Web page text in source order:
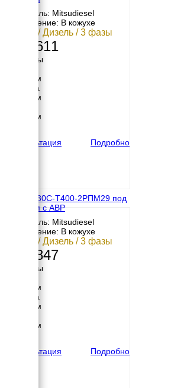
Двигатель: Mitsudiesel
Исполнение: В кожухе
30 кВт / Дизель / 3 фазы
544 611
Размеры
2100 мм
Ширина
1053 мм
1602 мм
Консультация
Подробно
МД АД-30С-Т400-2РПМ29 под
капотом с АВР
Двигатель: Mitsudiesel
Исполнение: В кожухе
30 кВт / Дизель / 3 фазы
621 847
Размеры
2100 мм
Ширина
1053 мм
1602 мм
Консультация
Подробно